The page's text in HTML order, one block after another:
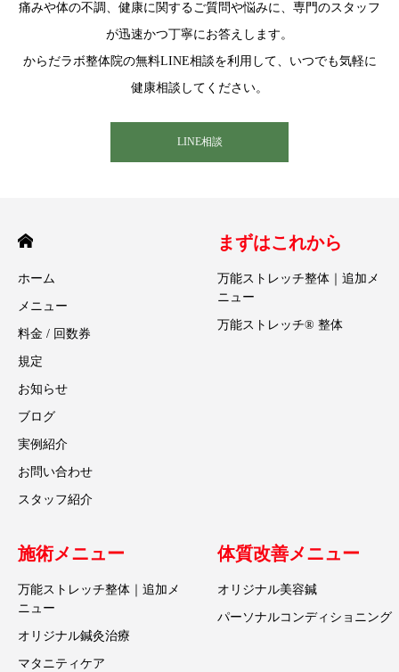
痛みや体の不調、健康に関するご質問や悩みに、専門のスタッフ
が迅速かつ丁寧にお答えします。
からだラボ整体院の無料LINE相談を利用して、いつでも気軽に
健康相談してください。
LINE相談
ホーム
メニュー
料金 / 回数券
規定
お知らせ
ブログ
実例紹介
お問い合わせ
スタッフ紹介
まずはこれから
万能ストレッチ整体｜追加メ
ニュー
万能ストレッチ® 整体
施術メニュー
万能ストレッチ整体｜追加メ
ニュー
オリジナル鍼灸治療
マタニティケア
体質改善メニュー
オリジナル美容鍼
パーソナルコンディショニング